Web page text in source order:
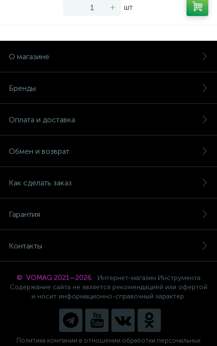
- + шт
О магазине
Бренды
Оплата и доставка
Обмен и возврат
Как сделать заказ
Гарантия
Контакты
© VOMAG 2021—2026
Интернет-магазин Инструмента
Содержание сайта не является рекомендацией или офертой
и носит информационно-справочный характер.
Политика компании в отношении обработки персональных